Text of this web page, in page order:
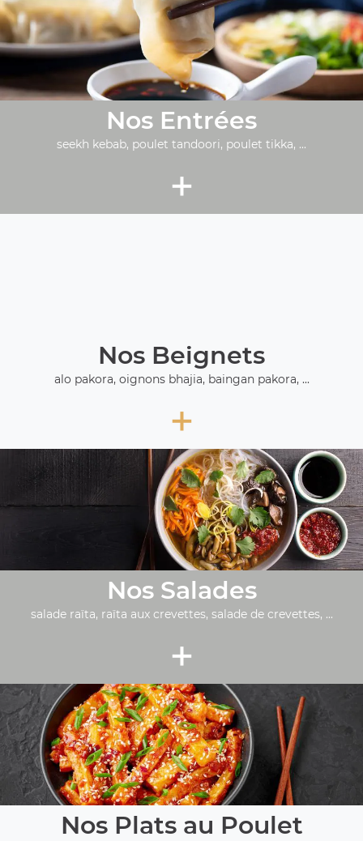
Nos Entrées
seekh kebab, poulet tandoori, poulet tikka, ...
+
Nos Beignets
alo pakora, oignons bhajia, baingan pakora, ...
+
Nos Salades
salade raïta, raïta aux crevettes, salade de crevettes, ...
+
Nos Plats au Poulet